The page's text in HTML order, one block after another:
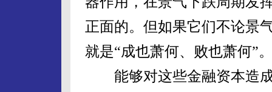
正面的。但如果它们不论景
就是“成也萧何、败也萧何”
能够对这些金融资本造成